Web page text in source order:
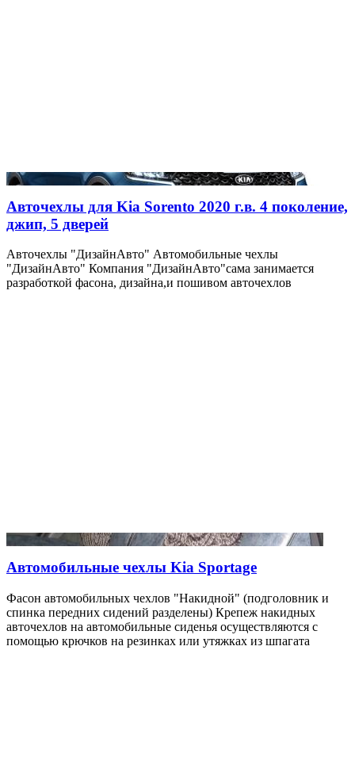
Авточехлы для Kia Sorento 2020 г.в. 4 поколение,
джип, 5 дверей
Авточехлы "ДизайнАвто" Автомобильные чехлы
"ДизайнАвто" Компания "ДизайнАвто"сама занимается
разработкой фасона, дизайна,и пошивом авточехлов
Автомобильные чехлы Kia Sportage
Фасон автомобильных чехлов "Накидной" (подголовник и
спинка передних сидений разделены) Крепеж накидных
авточехлов на автомобильные сиденья осуществляются с
помощью крючков на резинках или утяжках из шпагата